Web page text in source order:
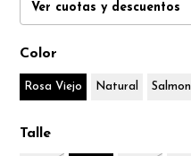
Ver cuotas y descuentos
Color
Rosa Viejo Natural Salmon
Talle